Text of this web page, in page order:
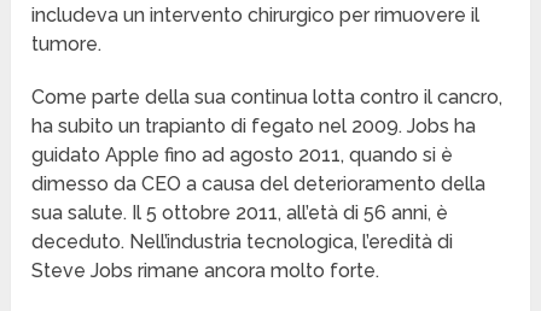
includeva un intervento chirurgico per rimuovere il
tumore.
Come parte della sua continua lotta contro il cancro,
ha subito un trapianto di fegato nel 2009. Jobs ha
guidato Apple fino ad agosto 2011, quando si è
dimesso da CEO a causa del deterioramento della
sua salute. Il 5 ottobre 2011, all’età di 56 anni, è
deceduto. Nell’industria tecnologica, l’eredità di
Steve Jobs rimane ancora molto forte.